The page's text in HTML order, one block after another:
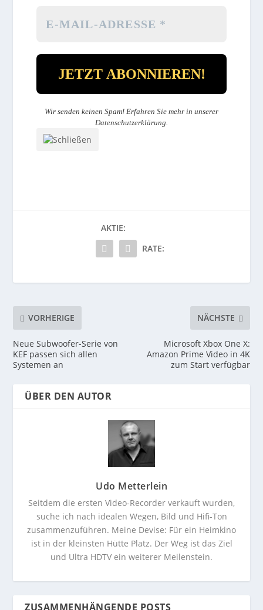
Wir senden keinen Spam! Erfahren Sie mehr in unserer
Datenschutzerklärung
AKTIE:
RATE:
VORHERIGE
Neue Subwoofer-Serie von
KEF passen sich allen
Systemen an
NÄCHSTE
Microsoft Xbox One X:
Amazon Prime Video in 4K
zum Start verfügbar
ÜBER DEN AUTOR
Udo Metterlein
Seitdem die ersten Video-Recorder verkauft wurden,
suche ich nach idealen Wegen, Bild und Hifi-Ton
zusammenzuführen. Meine Devise: Für ein Heimkino
ist in der kleinsten Hütte Platz. Der Weg ist das Ziel
und Ultra HDTV ein weiterer Meilenstein.
ZUSAMMENHÄNGENDE POSTS